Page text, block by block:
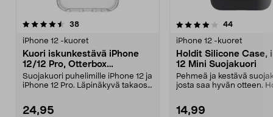
38arvostelut
iPhone 12 -kuoret
Kuori iskunkestävä iPhone
12/12 Pro, Otterbox
Symmetry
Suojakuori puhelimille iPhone 12 ja
iPhone 12 Pro. Läpinäkyvä takaosa
24,95
4.0 viidestä
44arvostelut
iPhone 12 -kuoret
Holdit Silicone Case,
12 Mini Suojakuori
Pehmeä ja kestävä
josta saa hyvän otteen.
14,99
4.5 viidestä